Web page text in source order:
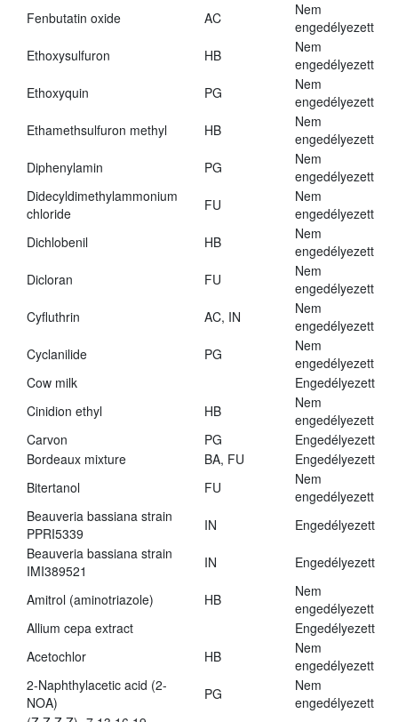
Fenbutatin oxide
AC
Nem
engedélyezett
Ethoxysulfuron
HB
Nem
engedélyezett
Ethoxyquin
PG
Nem
engedélyezett
Ethamethsulfuron methyl
HB
Nem
engedélyezett
Diphenylamin
PG
Nem
engedélyezett
Didecyldimethylammonium
chloride
FU
Nem
engedélyezett
Dichlobenil
HB
Nem
engedélyezett
Dicloran
FU
Nem
engedélyezett
Cyfluthrin
AC, IN
Nem
engedélyezett
Cyclanilide
PG
Nem
engedélyezett
Cow milk
Engedélyezett
Cinidion ethyl
HB
Nem
engedélyezett
Carvon
PG
Engedélyezett
Bordeaux mixture
BA, FU
Engedélyezett
Bitertanol
FU
Nem
engedélyezett
Beauveria bassiana strain
PPRI5339
IN
Engedélyezett
Beauveria bassiana strain
IMI389521
IN Engedélyezett
Amitrol (aminotriazole) HB
Nem
engedélyezett
Allium cepa extract
Engedélyezett
Acetochlor
HB
Nem
engedélyezett
2-Naphthylacetic acid (2-
NOA)
PG
Nem
engedélyezett